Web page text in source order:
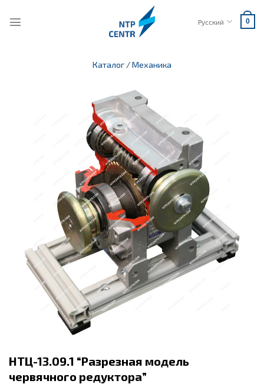
Русский 0
Каталог /Механика
НТЦ-13.09.1 “Разрезная модель
червячного редуктора”